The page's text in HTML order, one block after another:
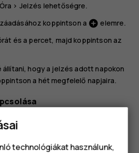
Óra > Jelzés lehetőségre.
koppintson a add_circle elemre.
és a percet, majd koppintson az
állítani, hogy a jelzés adott napokon
a hét megfelelő napjaira.
csúsztassa a riasztást
technológiákat használunk,